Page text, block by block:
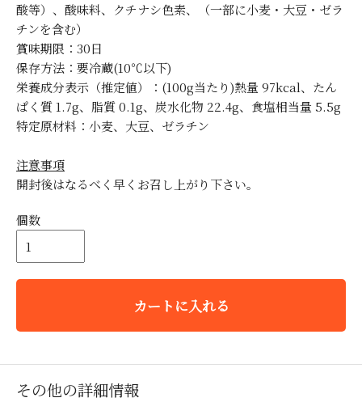
酸等）、酸味料、クチナシ色素、（一部に小麦・大豆・ゼラ
チンを含む）
賞味期限：30日
保存方法：要冷蔵(10℃以下)
栄養成分表示（推定値）：(100g当たり)熱量 97kcal、たん
ぱく質 1.7g、脂質 0.1g、炭水化物 22.4g、食塩相当量 5.5g
特定原材料：小麦、大豆、ゼラチン
注意事項
開封後はなるべく早くお召し上がり下さい。
個数
カートに入れる
その他の詳細情報